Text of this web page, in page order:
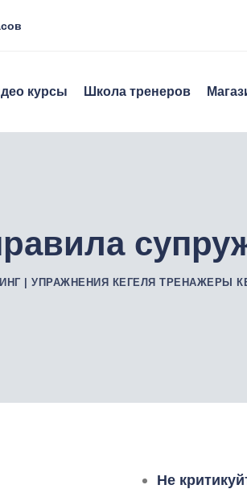
курсы Школа тренеров
| УПРАЖНЕНИЯ КЕГЕЛЯ ТРЕНАЖЕРЫ
Не